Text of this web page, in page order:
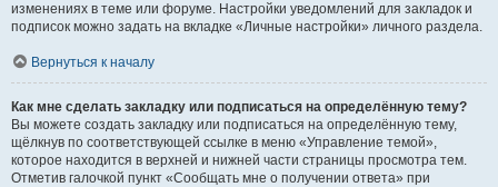
изменениях в теме или форуме. Настройки уведомлений для закладок и
подписок можно задать на вкладке «Личные настройки» личного раздела.
Вернуться к началу
Как мне сделать закладку или подписаться на определённую тему?
Вы можете создать закладку или подписаться на определённую тему,
щёлкнув по соответствующей ссылке в меню «Управление темой»,
которое находится в верхней и нижней части страницы просмотра тем.
Отметив галочкой пункт «Сообщать мне о получении ответа» при